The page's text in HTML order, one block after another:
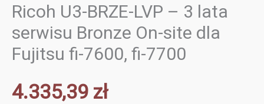
Ricoh U3-BRZE-LVP – 3 lata
serwisu Bronze On-site dla
Fujitsu fi-7600, fi-7700
4.335,39 zł